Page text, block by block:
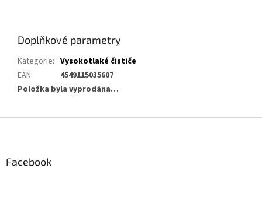
Doplňkové parametry
Kategorie: Vysokotlaké čističe
EAN:
4549115035607
Položka byla vyprodána…
Facebook